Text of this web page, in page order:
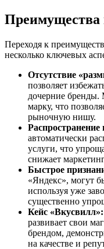
Преимущества
Переходя к
несколько ключевых
Отсутствие
позволяет
дочерние
марку, что
рыночную нишу.
автоматически
услуги, что
снижает
Быстрое
«Яндекс», могут
используя уже
существенно
Кейс «Вкусвилл»:
развивает свои
брендом,
на качестве и